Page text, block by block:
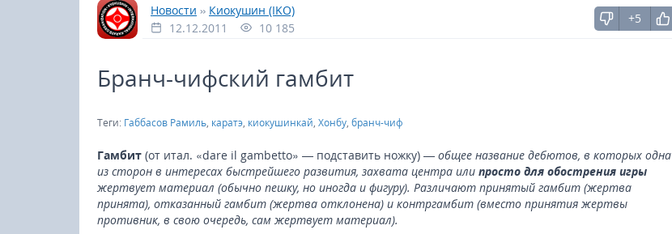
Главная
»
Новости » Киокушин (IKO)
12.12.2011
10 185
+5
Бранч-чифский гамбит
Теги: Габбасов Рамиль, каратэ, киокушинкай, Хонбу, бранч-чиф
Гамбит (от итал. «dare il gambetto» — подставить ножку) — общее название дебютов, в которых одна
из сторон в интересах быстрейшего развития, захвата центра или просто для обострения игры
жертвует материал (обычно пешку, но иногда и фигуру). Различают принятый гамбит (жертва
принята), отказанный гамбит (жертва отклонена) и контргамбит (вместо принятия жертвы
противник, в свою очередь, сам жертвует материал).